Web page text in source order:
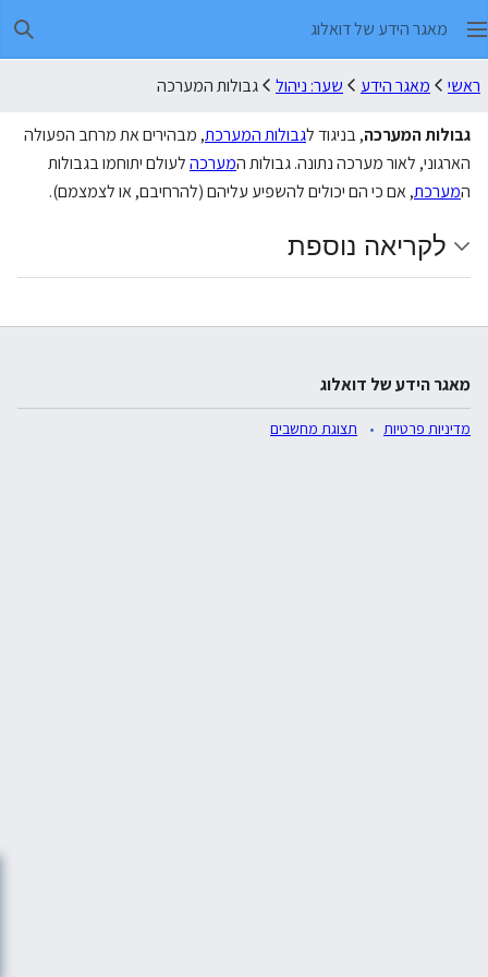
מאגר הידע של דואלוג
ראשי מאגר הידע שער: ניהול גבולות המערכה
גבולות המערכה, בניגוד לגבולות המערכת, מבהירים את מרחב הפעולה
הארגוני, לאור מערכה נתונה. גבולות המערכהלעולם יתוחמו בגבולות
המערכת, אם כי הם יכולים להשפיע עליהם (להרחיבם, או לצמצמם).
לקריאה נוספת
מאגר הידע של דואלוג
מדיניות פרטיות תצוגת מחשבים